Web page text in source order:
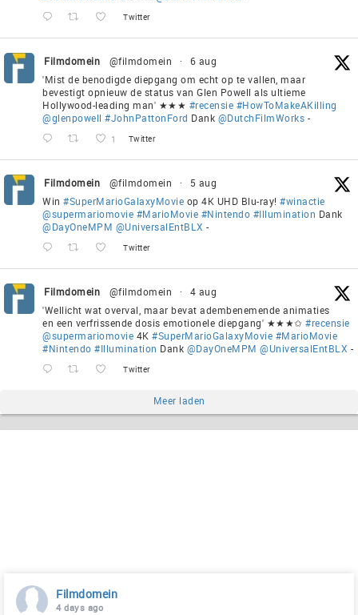
Twitter
Filmdomein @filmdomein ·
6 aug
'Mist de benodigde diepgang om echt op te vallen, maar
bevestigt opnieuw de status van Glen Powell als ultieme
Hollywood-leading man' ★★★ #recensie #HowToMakeAKilling
@glenpowell #JohnPattonFord Dank @DutchFilmWorks -
1 Twitter
Filmdomein @filmdomein ·
5 aug
Win #SuperMarioGalaxyMovie op 4K UHD Blu-ray! #winactie
@supermariomovie #MarioMovie #Nintendo #Illumination Dank
@DayOneMPM @UniversalEntBLX -
Twitter
Filmdomein @filmdomein ·
4 aug
'Wellicht wat overval, maar bevat adembenemende animaties
en een verfrissende dosis emotionele diepgang' ★★★✩ #recensie
@supermariomovie 4K #SuperMarioGalaxyMovie #MarioMovie
#Nintendo #Illumination Dank @DayOneMPM @UniversalEntBLX -
Twitter
Meer laden
Filmdomein
4 days ago